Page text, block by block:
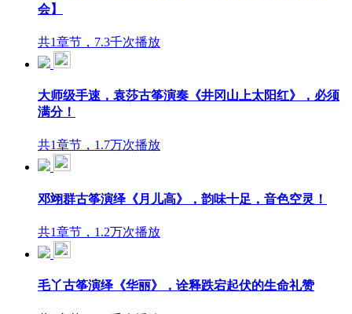
会】
共1章节，7.3千次播放
大师级手速，袁莎古筝演奏《井冈山上太阳红》，必须
满分！
共1章节，1.7万次播放
邓翊群古筝演绎《月儿高》，韵味十足，音色空灵！
共1章节，1.2万次播放
毛丫古筝演绎《华丽》，诠释跌宕起伏的生命礼赞